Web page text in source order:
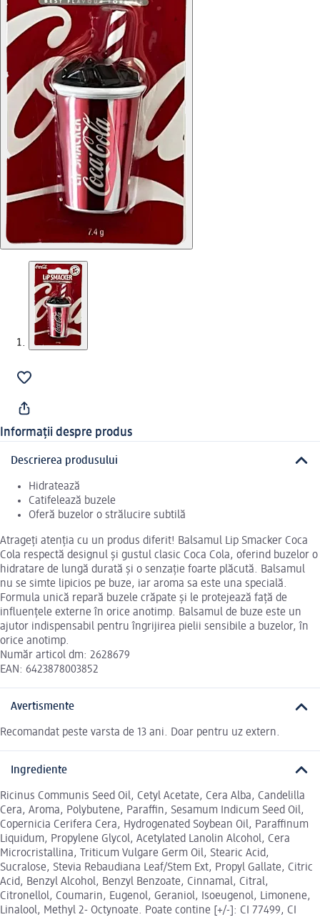
Informații despre produs
Descrierea produsului
Hidratează
Catifelează buzele
Oferă buzelor o strălucire subtilă
Atrageți atenția cu un produs diferit! Balsamul Lip Smacker Coca
Cola respectă designul și gustul clasic Coca Cola, oferind buzelor o
hidratare de lungă durată și o senzație foarte plăcută. Balsamul
nu se simte lipicios pe buze, iar aroma sa este una specială.
Formula unică repară buzele crăpate și le protejează față de
influențele externe în orice anotimp. Balsamul de buze este un
ajutor indispensabil pentru îngrijirea pielii sensibile a buzelor, în
orice anotimp.
Număr articol dm: 2628679
EAN: 6423878003852
Avertismente
Recomandat peste varsta de 13 ani. Doar pentru uz extern.
Ingrediente
Ricinus Communis Seed Oil, Cetyl Acetate, Cera Alba, Candelilla
Cera, Aroma, Polybutene, Paraffin, Sesamum Indicum Seed Oil,
Copernicia Cerifera Cera, Hydrogenated Soybean Oil, Paraffinum
Liquidum, Propylene Glycol, Acetylated Lanolin Alcohol, Cera
Microcristallina, Triticum Vulgare Germ Oil, Stearic Acid,
Sucralose, Stevia Rebaudiana Leaf/Stem Ext, Propyl Gallate, Citric
Acid, Benzyl Alcohol, Benzyl Benzoate, Cinnamal, Citral,
Citronellol, Coumarin, Eugenol, Geraniol, Isoeugenol, Limonene,
Linalool, Methyl 2- Octynoate. Poate contine [+/-]: CI 77499, CI